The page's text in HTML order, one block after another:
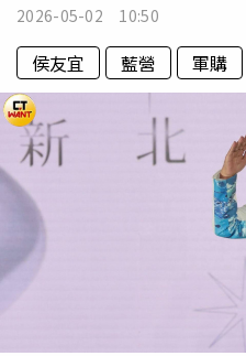
2026-05-02 10:50
侯友宜 藍營 軍購